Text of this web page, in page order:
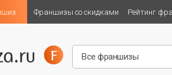
Франшизы со скидками Рейтинг